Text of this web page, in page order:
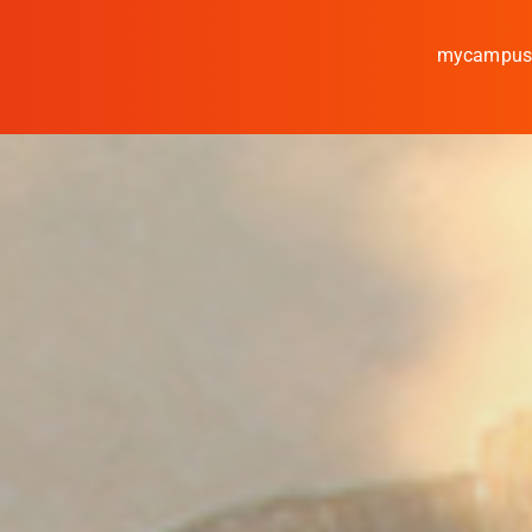
mycampus
Studieren
Entdecke die Region
Informationen für …